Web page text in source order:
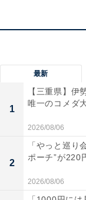
こちらもおすすめ
最新
1
【三重県】伊
唯一のコメダ
2026/08/06
2
「やっと巡り
ポーチ”が220
2026/08/06